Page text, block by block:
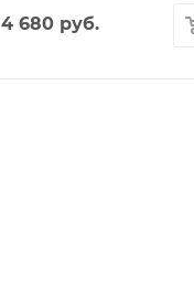
4 680руб.